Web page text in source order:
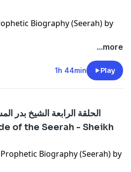
Biography (Seerah) by
...more
1h 44min Play
Biography (Seerah) by